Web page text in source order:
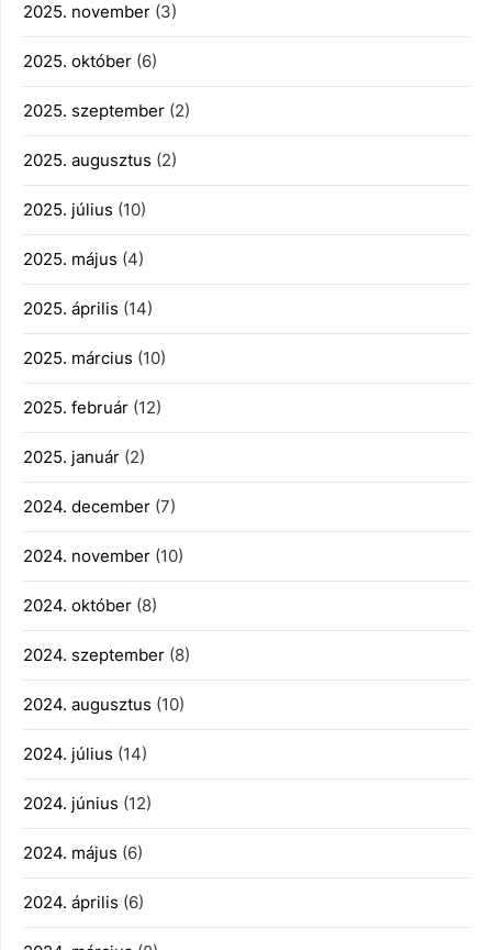
2025. november (3)
2025. október (6)
2025. szeptember (2)
2025. augusztus (2)
2025. július (10)
2025. május (4)
2025. április (14)
2025. március (10)
2025. február (12)
2025. január (2)
2024. december (7)
2024. november (10)
2024. október (8)
2024. szeptember (8)
2024. augusztus (10)
2024. július (14)
2024. június (12)
2024. május (6)
2024. április (6)